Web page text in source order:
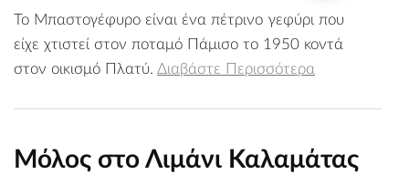
Το Μπαστογέφυρο είναι ένα πέτρινο γεφύρι που
είχε χτιστεί στον ποταμό Πάμισο το 1950 κοντά
στον οικισμό Πλατύ. Διαβάστε Περισσότερα
Μόλος στο Λιμάνι Καλαμάτας